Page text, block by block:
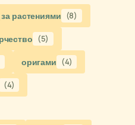
растениями (8)
(5)
оригами (4)
(4)